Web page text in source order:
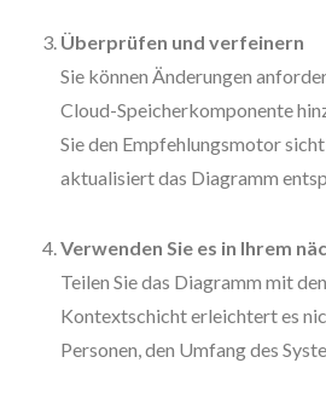
Überprüfen und verfeinern
Sie können Änderungen
Cloud-Speicherkomponente
Sie den Empfehlungsmotor
aktualisiert das Diagramm
Verwenden Sie es in Ihrem
Teilen Sie das Diagramm mit
Kontextschicht erleichtert es
Personen, den Umfang des